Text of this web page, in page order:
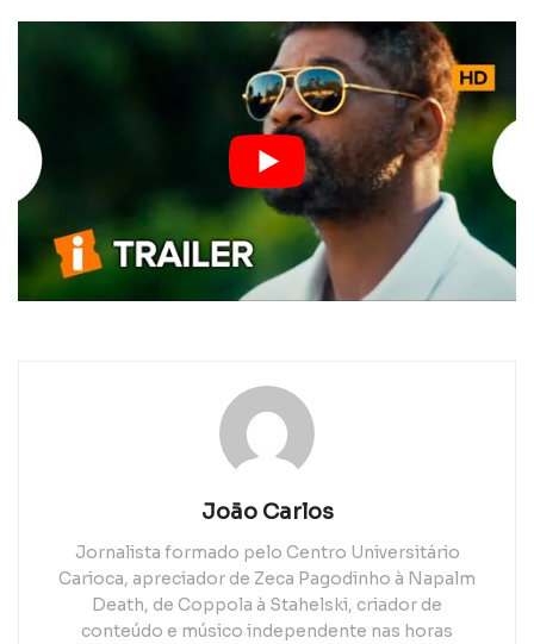
João Carlos
Jornalista formado pelo Centro Universitário
Carioca, apreciador de Zeca Pagodinho à Napalm
Death, de Coppola à Stahelski, criador de
conteúdo e músico independente nas horas